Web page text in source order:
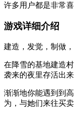
许多用户都是非常
游戏详细介绍
建造，发觉，制做，
在降雪的基地建造
袭来的夜里存活出来
渐渐地你能遇到到
为，与她们来往买